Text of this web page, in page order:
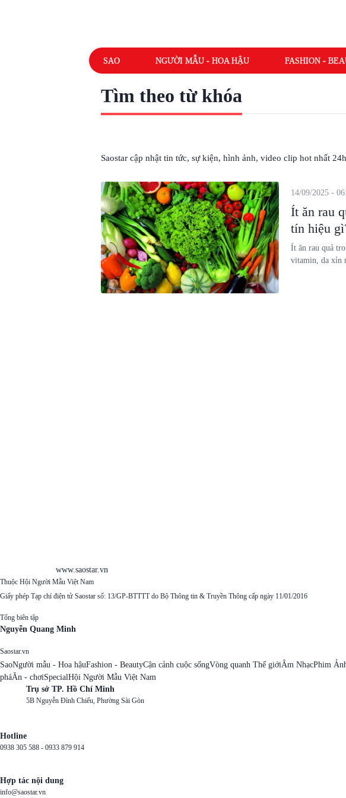
SAO NGƯỜI MẪU - HOA HẬU FASHION -
Tìm theo từ khóa
Saostar cập nhật tin tức, sự kiện, hình ảnh, video clip hot nhất
Ít ăn rau
tín hiệu
14/09/2025 -
Ít ăn rau quả
vitamin, da xỉn
www.saostar.vn
Thuộc Hội Người Mẫu Việt Nam
Giấy phép Tạp chí điện tử Saostar số: 13/GP-BTTTT do Bộ Thông tin & Truyền Thông cấp ngày 11/01/2016
Tổng biên tập
Nguyễn Quang Minh
Saostar.vn
SaoNgười mẫu - Hoa hậuFashion - BeautyCận cảnh cuộc sốngVòng quanh Thế giớiÂm NhạcPhim
pháĂn - chơiSpecialHội Người Mẫu Việt Nam
Trụ sở TP. Hồ Chí Minh
5B Nguyễn Đình Chiểu, Phường Sài Gòn
Hotline
0938 305 588 - 0933 879 914
Hợp tác nội dung
info@saostar.vn